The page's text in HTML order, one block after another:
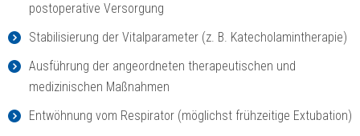
postoperative Versorgung
Stabilisierung der Vitalparameter (z. B. Katecholamintherapie)
Ausführung der angeordneten therapeutischen und
medizinischen Maßnahmen
Entwöhnung vom Respirator (möglichst frühzeitige Extubation)